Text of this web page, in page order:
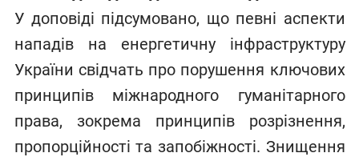
У доповіді підсумовано, що певні аспекти
нападів на енергетичну інфраструктуру
України свідчать про порушення ключових
принципів міжнародного гуманітарного
права, зокрема принципів розрізнення,
пропорційності та запобіжності. Знищення